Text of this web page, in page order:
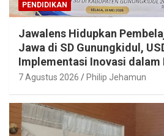
PENDIDIKAN
Jawalens Hidupkan
Jawa di SD Gunungkidul,
Implementasi Inovasi dalam
7 Agustus 2026 Philip Jehamun